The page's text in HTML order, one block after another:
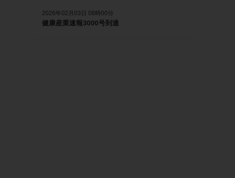
2026年02月03日 08時00分
健康産業速報3000号到達